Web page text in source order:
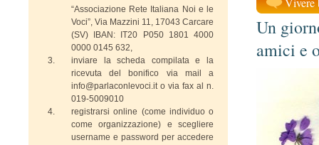
Un
amici e
“Associazione Rete Italiana Noi e le
Voci”, Via Mazzini 11, 17043 Carcare
(SV) IBAN: IT20 P050 1801 4000
0000 0145 632,
inviare la scheda compilata e la
ricevuta del bonifico via mail a
info@parlaconlevoci.it o via fax al n.
019-5009010
registrarsi online (come individuo o
come organizzazione) e scegliere
username e password per accedere